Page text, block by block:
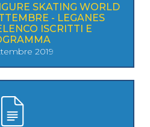
SKATING WORLD
- LEGANES
ISCRITTI E
2019